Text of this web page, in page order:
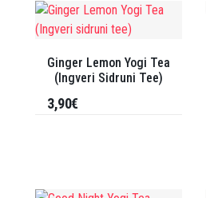
Ginger Lemon Yogi Tea
(Ingveri Sidruni Tee)
3,90€